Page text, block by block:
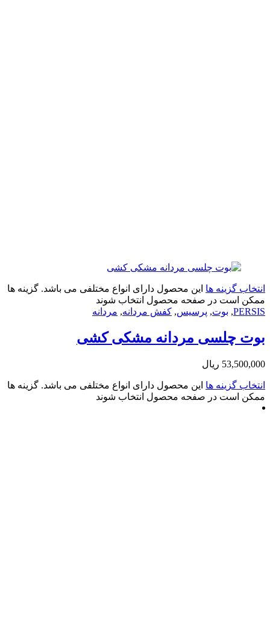
ها این محصول دارای انواع مختلفی می باشد. گزینه ها
در صفحه محصول انتخاب شوند
بوت,پرسیس, کفش مردانه, مردانه
مردانه مشکی کشی
ریال
ها این محصول دارای انواع مختلفی می باشد. گزینه ها
در صفحه محصول انتخاب شوند